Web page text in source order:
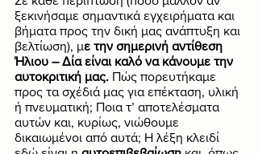
ξεκινήσαμε σημαντικά εγχειρήματα και
βήματα προς την δική μας ανάπτυξη και
βελτίωση), με την σημερινή αντίθεση
Ήλιου – Δία είναι καλό να κάνουμε την
αυτοκριτική μας. Πώς πορευτήκαμε
προς τα σχέδιά μας για επέκταση, υλική
ή πνευματική; Ποια τ’ αποτελέσματα
αυτών και, κυρίως, νιώθουμε
δικαιωμένοι από αυτά; Η λέξη κλειδί